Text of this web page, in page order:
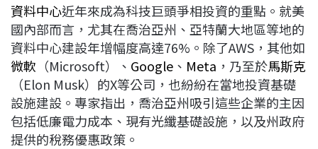
資料中心近年來成為科技巨頭爭相投資的重點。就美
國內部而言，尤其在喬治亞州、亞特蘭大地區等地的
資料中心建設年增幅度高達76%。除了AWS，其他如
微軟 （Microsoft）、 Google 、 Meta ，乃至於馬斯克
（Elon Musk）的X等公司，也紛紛在當地投資基礎
設施建設。專家指出，喬治亞州吸引這些企業的主因
包括低廉電力成本、現有光纖基礎設施，以及州政府
提供的稅務優惠政策。